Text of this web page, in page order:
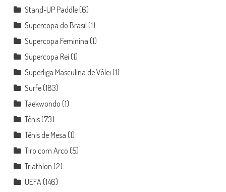
Stand-UP Paddle(6)
Supercopa do Brasil (1)
Supercopa Feminina (1)
Supercopa Rei (1)
Superliga Masculina de Vôlei (1)
Surfe(183)
Taekwondo (1)
Tênis(73)
Tênis de Mesa (1)
Tiro com Arco (5)
Triathlon (2)
UEFA(146)